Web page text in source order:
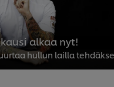
alkaa nyt!